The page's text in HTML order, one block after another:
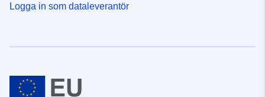
Logga in som dataleverantör